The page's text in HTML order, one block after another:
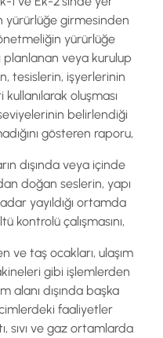
yürürlüğe girmesinden
yürürlüğe
planlanan veya kurulup
tesislerin, işyerlerinin
oluşması
belirlendiği
gösteren raporu,
dışında veya içinde
doğan seslerin, yapı
yayıldığı ortamda
kontrolü çalışmasını,
ve taş ocakları, ulaşım
gibi işlemlerden
alanı dışında başka
faaliyetler
sıvı ve gaz ortamlarda